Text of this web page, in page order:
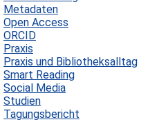
Metadaten
Open Access
ORCID
Praxis
Praxis und Bibliotheksalltag
Smart Reading
Social Media
Studien
Tagungsbericht
sind hier keine
spüren die
Kundenverhalten. Das
& Company hat
auf die sie...